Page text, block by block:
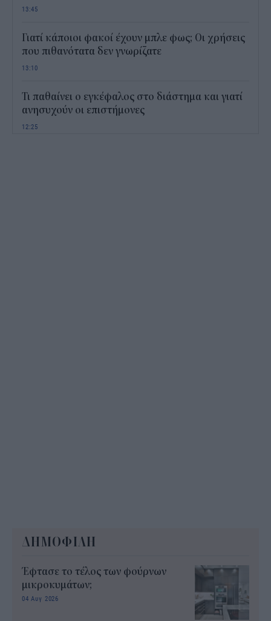
13:45
Γιατί κάποιοι φακοί έχουν μπλε φως; Οι χρήσεις
που πιθανότατα δεν γνωρίζατε
13:10
Τι παθαίνει ο εγκέφαλος στο διάστημα και γιατί
ανησυχούν οι επιστήμονες
12:25
ΔΗΜΟΦΙΛΗ
Έφτασε το τέλος των φούρνων
μικροκυμάτων;
04 Αυγ 2026